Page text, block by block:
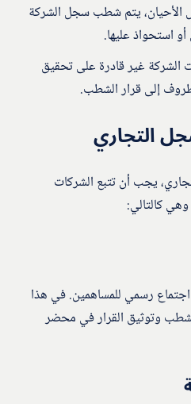
يتم شطب سجل الشركة
استحواذ عليها.
الشركة غير قادرة على تحقيق
إلى قرار الشطب.
التجاري
يجب أن تتبع الشركات
كالتالي:
رسمي للمساهمين. في هذا
وتوثيق القرار في محضر